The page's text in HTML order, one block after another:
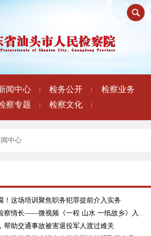
闻中心 检务公开
检察业务
察专题 检察文化
闻中心
！这场培训聚焦职务犯罪提前介入实务
——微视频《一程 山水 一纸故乡》入选广东国际传播年度案例
帮助交通事故被害退役军人渡过难关